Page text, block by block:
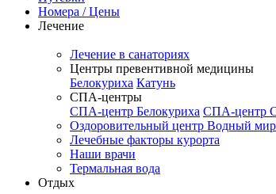
Номера / Цены
Лечение
Лечение в санаториях
Центры превентивной медицины
Белокуриха Катунь
СПА-центры
СПА-центр Белокуриха СПА-центр
Оздоровительный центр Водный мир
Лечебные факторы курорта
Наши врачи
Термальная вода
Отдых